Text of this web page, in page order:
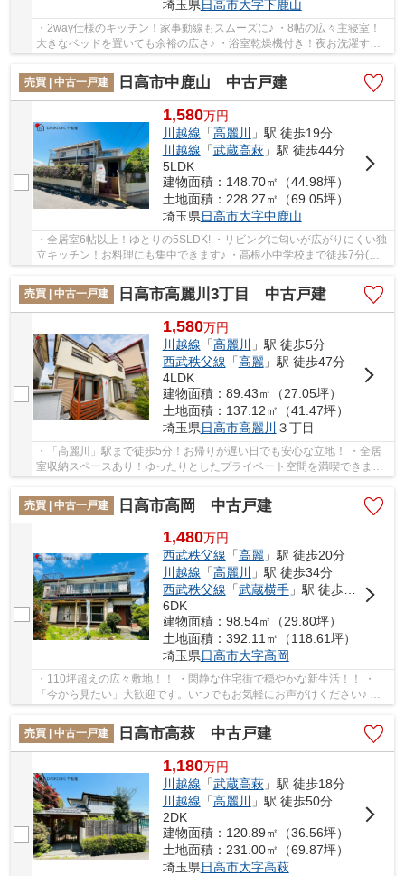
埼玉県 日高市大字下鹿山
・2way仕様のキッチン！家事動線もスムーズに♪ ・8帖の広々主寝室！
大きなベッドを置いても余裕の広さ♪ ・浴室乾燥機付き！夜お洗濯する
売買 | 中古一戸建
日高市中鹿山 中古戸建
1,580万円
川越線 「高麗川
」駅 徒歩19分
川越線 「武蔵高萩」駅 徒歩44分
5LDK
建物面積：148.70㎡（44.98坪）
土地面積：228.27㎡（69.05坪）
埼玉県日高市大字中鹿山
・全居室6帖以上！ゆとりの5SLDK! ・リビングに匂いが広がりにくい独
立キッチン！お料理にも集中できます♪ ・高根小中学校まで徒歩7分(約
560m )！お子様の通学も安心な立地！ 経験豊...
売買 | 中古一戸建
日高市高麗川3丁目 中古戸建
1,580万円
川越線 「高麗川
」駅 徒歩5分
西武秩父線 「高麗 」駅 徒歩47分
4LDK
建物面積：89.43㎡（27.05坪）
土地面積：137.12㎡（41.47坪）
埼玉県日高市高麗川 ３丁目
・「高麗川」駅まで徒歩5分！お帰りが遅い日でも安心な立地！ ・全居
室収納スペースあり！ゆったりとしたプライベート空間を満喫できま
す！ ・前面道路6m！お車の出入りも安心です！ ...
売買 | 中古一戸建
日高市高岡 中古戸建
1,480万円
西武秩父線 「高麗」駅 徒歩20分
川越線 「高麗川
」駅 徒歩34分
西武秩父線 「武蔵横手」駅 徒歩49分
6DK
建物面積：98.54㎡（29.80坪）
土地面積：392.11㎡（118.61坪）
埼玉県日高市大字高岡
・110坪超えの広々敷地！！ ・閑静な住宅街で穏やかな新生活！！ ・
「今から見たい」大歓迎です。いつでもお気軽にお声がけください♪ 駅
売買 | 中古一戸建
日高市高萩 中古戸建
1,180万円
川越線 「武蔵高萩」駅 徒歩18分
川越線 「高麗川
」駅 徒歩50分
2DK
建物面積：120.89㎡（36.56坪）
土地面積：231.00㎡（69.87坪）
埼玉県日高市大字高萩